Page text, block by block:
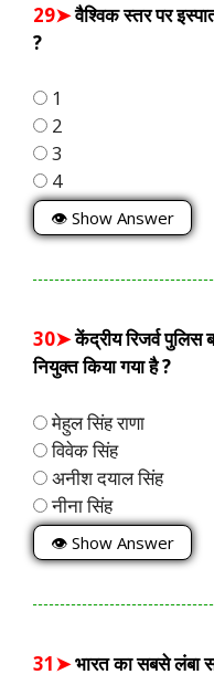
29➤वैश्विक स्तर पर
?
1
2
3
4
👁 Show Answer
30➤केंद्रीय रिजर्व
नियुक्त किया गया है ?
मेहुल सिंह राणा
विवेक सिंह
अनीश दयाल सिंह
नीना सिंह
👁 Show Answer
31➤भारत का सबसे लंबा